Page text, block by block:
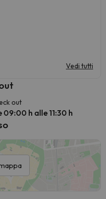
Vedi tutti
out
09:00 h alle 11:30 h